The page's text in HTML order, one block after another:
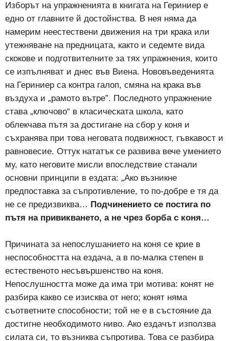
Изборът на упражненията в книгата на Гериниер е
едно от главните й достойнства. В нея няма да
намерим неестествени движения на три крака или
утежняване на предницата, както и седемте вида
скокове и подготвителните за тях упражнения, които
се изпълняват и днес във Виена. Нововъведенията
на Гериниер са контра галоп, смяна на крака във
въздуха и „рамото вътре”. Последното упражнение
става „ключово“ в класическата школа, като
облекчава пътя за достигане на сбор у коня и
съхранява при това неговата подвижност, гъвкавост и
равновесие. Оттук нататък се развива вече умението
му, като неговите мисли впоследствие станали
основни принципи в ездата: „Ако възникне
предпоставка за съпротивление, то по-добре е тя да
не се предизвиква… Подчинението се постига по
пътя на привикването, а не чрез борба с коня…
Причината за непослушанието на коня се крие в
неспособността на ездача, а в по-малка степен в
естественото несъвършенство на коня.
Непослушността може да има три мотива: конят не
разбира какво се изисква от него; конят няма
съответните способности; той не е в състояние да
достигне необходимото ниво. Ако ездачът използва
силата си, то възниква съпротива. Това се разбира